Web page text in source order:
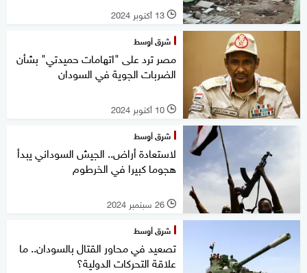
l 13 أكتوبر 2024
شرق أوسط
مصر ترد على "اتهامات حميدتي" بشأن
الضربات الجوية في السودان
l 10 أكتوبر 2024
شرق أوسط
لاستعادة أراض.. الجيش السوداني يبدأ
هجوما كبيرا في الخرطوم
l 26 سبتمبر 2024
شرق أوسط
تصعيد في محاور القتال بالسودان.. ما
علاقة التحركات الدولية؟